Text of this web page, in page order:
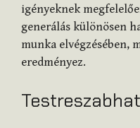
igényeknek
generálás különösen
munka elvégzésében,
eredményez.